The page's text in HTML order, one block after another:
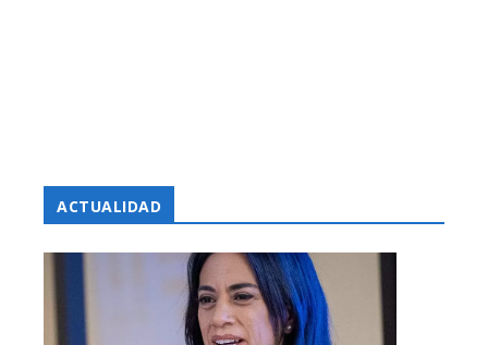
ACTUALIDAD